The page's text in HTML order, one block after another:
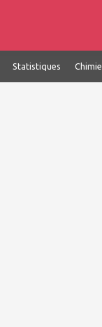
Statistiques Chimie